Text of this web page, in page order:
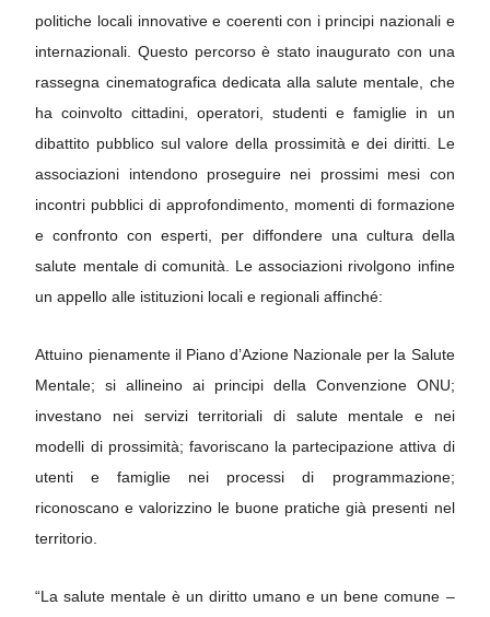
politiche locali innovative e coerenti con i principi nazionali e
internazionali.Questo percorso è stato inaugurato con una
rassegna cinematografica dedicata alla salute mentale, che
ha coinvolto cittadini, operatori, studenti e famiglie in un
dibattito pubblico sul valore della prossimità e dei diritti. Le
associazioni intendono proseguire nei prossimi mesi con
incontri pubblici di approfondimento, momenti di formazione
e confronto con esperti, per diffondere una cultura della
salute mentale di comunità. Le associazioni rivolgono infine
un appello alle istituzioni locali e regionali affinché:
Attuino pienamente il Piano d’Azione Nazionale per la Salute
Mentale;si allineino ai principi della Convenzione ONU;
investano nei servizi territoriali di salute mentale e nei
modelli di prossimità; favoriscano la partecipazione attiva di
utenti e famiglie nei processi di programmazione;
riconoscano e valorizzino le buone pratiche già presenti nel
territorio.
“La salute mentale è un diritto umano e un bene comune –